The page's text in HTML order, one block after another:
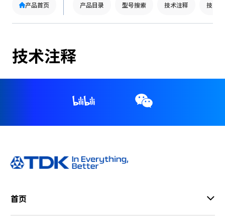
产品首页 产品目录 型号搜索 技术注释 技术
技术注释
首页